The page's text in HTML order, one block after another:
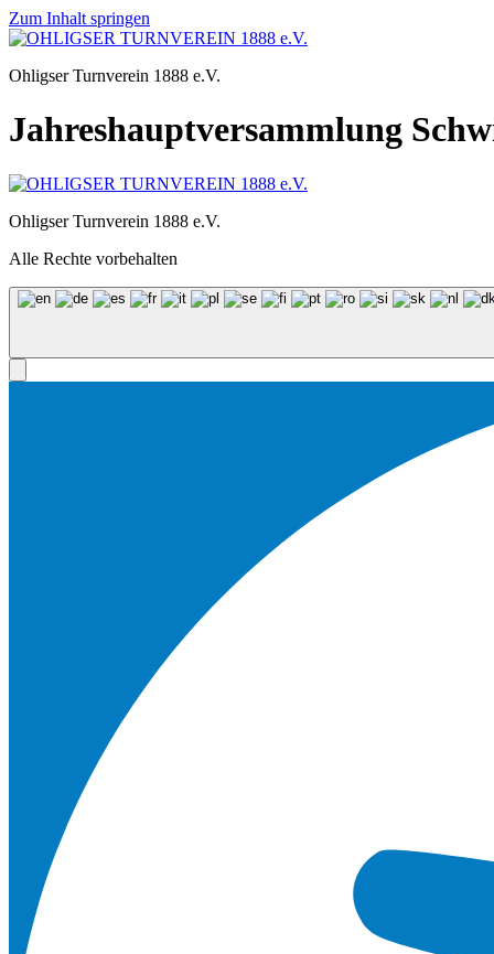
Zum Inhalt springen
Ohligser Turnverein 1888 e.V.
Jahreshauptversammlung
Ohligser Turnverein 1888 e.V.
Alle Rechte vorbehalten